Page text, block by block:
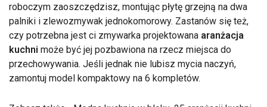
roboczym zaoszczędzisz, montując płytę grzejną na dwa
palniki i zlewozmywak jednokomorowy. Zastanów się też,
czy potrzebna jest ci zmywarka projektowana aranżacja
kuchni może być jej pozbawiona na rzecz miejsca do
przechowywania. Jeśli jednak nie lubisz mycia naczyń,
zamontuj model kompaktowy na 6 kompletów.